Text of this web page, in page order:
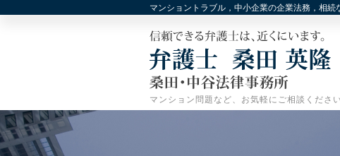
マンショントラブル，中小企業の企業法務，相続
マンション問題など、お気軽にご相談ください